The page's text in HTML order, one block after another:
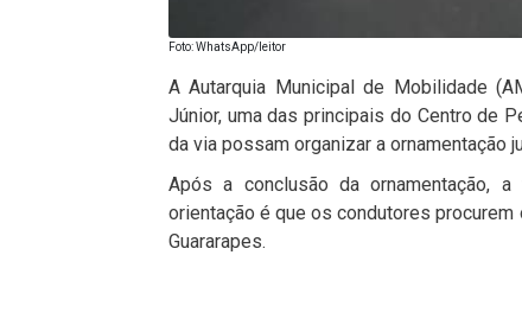
Foto: WhatsApp/leitor
A Autarquia Municipal de Mobilidade
Júnior, uma das principais do Centro de
da via possam organizar a ornamentação
Após a conclusão da ornamentação,
orientação é que os condutores procurem
Guararapes.